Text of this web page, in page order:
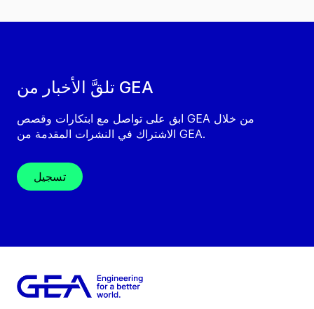
تلقَّ الأخبار من GEA
ابق على تواصل مع ابتكارات وقصص GEA من خلال
الاشتراك في النشرات المقدمة من GEA.
تسجيل